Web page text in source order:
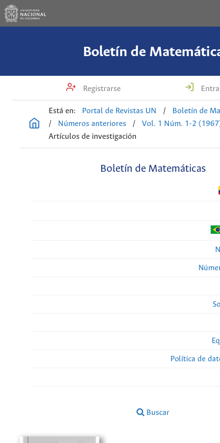
Boletín de
Registrarse
Está en: Portal de Revistas UN /
Boletín de
/
Números anteriores /
Vol. 1 Núm. 1-2
Artículos de investigación
Boletín de Matemáticas
Política de
Buscar